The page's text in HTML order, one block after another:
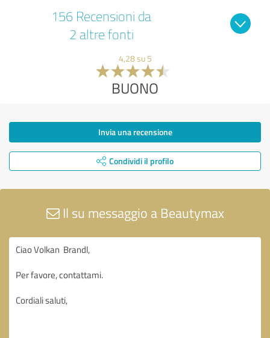
156 Recensioni da
2 altre fonti
4,28 su 5
BUONO
Invia una recensione
Condividi il profilo
Il su messaggio a Beautymax